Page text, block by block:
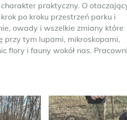
praktyczny. O
po kroku przestrzeń parku i
owady i wszelkie zmiany które
przy tym lupami, mikroskopami,
flory i fauny wokół nas.